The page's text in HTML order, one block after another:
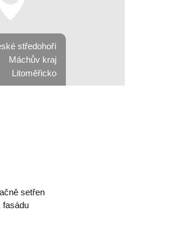
setřen
fasádu
středohoří
Máchův kraj
Litoměřicko